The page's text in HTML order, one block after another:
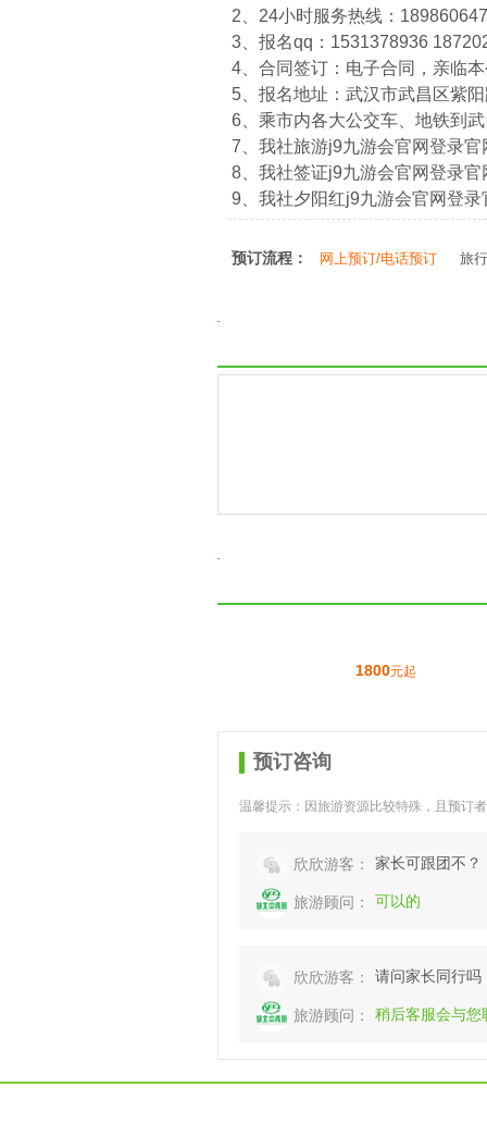
2、24小时服务热线：
3、报名qq：1531378936
4、合同签订：电子合同，亲临
5、报名地址：武汉市武昌区紫
6、乘市内各大公交车、地铁到
7、我社旅游j9九游会官网登录
8、我社签证j9九游会官网登录
9、我社夕阳红j9九游会官网登
预订流程： 网上预订/电话预订 旅
1800元起
预订咨询
温馨提示：因旅游资源比较特殊，且预订
欣欣游客： 家长可跟团不？
旅游顾问： 可以的
欣欣游客： 请问家长同行吗
旅游顾问： 稍后客服会与您